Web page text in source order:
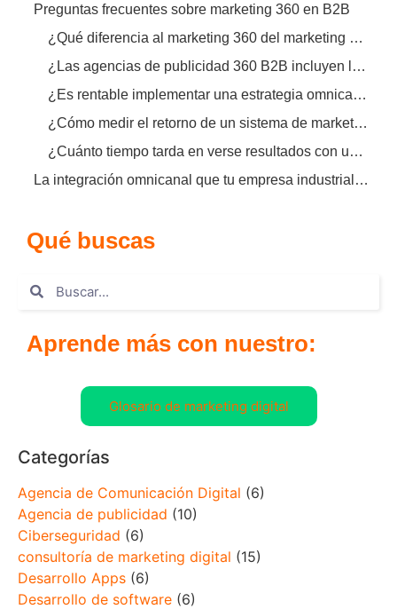
Preguntas frecuentes sobre marketing 360 en B2B
¿Qué diferencia al marketing 360 del marketing multicanal en B2B?
¿Las agencias de publicidad 360 B2B incluyen la gestión de ferias en sus servicios?
¿Es rentable implementar una estrategia omnicanal en una pyme industrial?
¿Cómo medir el retorno de un sistema de marketing 360 que une offline y online?
¿Cuánto tiempo tarda en verse resultados con una estrategia de marketing 360 B2B?
La integración omnicanal que tu empresa industrial necesita hoy
Qué buscas
Aprende más con nuestro:
Glosario de marketing digital
Categorías
Agencia de Comunicación Digital (6)
Agencia de publicidad (10)
Ciberseguridad (6)
consultoría de marketing digital (15)
Desarrollo Apps (6)
Desarrollo de software (6)